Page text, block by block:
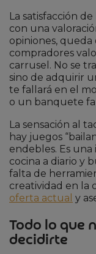
La satisfacción
con una
opiniones,
compradores
carrusel. No se
sino de adquirir
te fallará en el
o un banquete
La sensación al
hay juegos
endebles. Es
cocina a diario y
falta de
creatividad en la
oferta actual y
Todo lo que
decidirte